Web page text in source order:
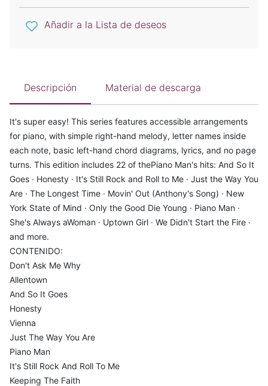
Añadir a la Lista de deseos
Descripción Material de descarga
It's super easy! This series features accessible arrangements
for piano, with simple right-hand melody, letter names inside
each note, basic left-hand chord diagrams, lyrics, and no page
turns. This edition includes 22 of thePiano Man's hits: And So It
Goes · Honesty · It's Still Rock and Roll to Me · Just the Way You
Are · The Longest Time · Movin' Out (Anthony's Song) · New
York State of Mind · Only the Good Die Young · Piano Man ·
She's Always aWoman · Uptown Girl · We Didn't Start the Fire ·
and more.
CONTENIDO:
Don't Ask Me Why
Allentown
And So It Goes
Honesty
Vienna
Just The Way You Are
Piano Man
It's Still Rock And Roll To Me
Keeping The Faith